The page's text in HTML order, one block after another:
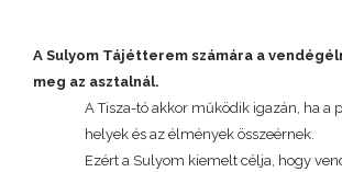
A Sulyom Tájétterem számára a
meg az asztalnál.
A Tisza-tó akkor működik igazán, ha a
helyek és az élmények összeérnek.
Ezért a Sulyom kiemelt célja, hogy